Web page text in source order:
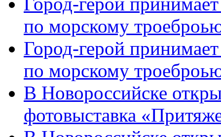
по морскому
Город-герой
по морскому
В Новороссийске
фотовыставка